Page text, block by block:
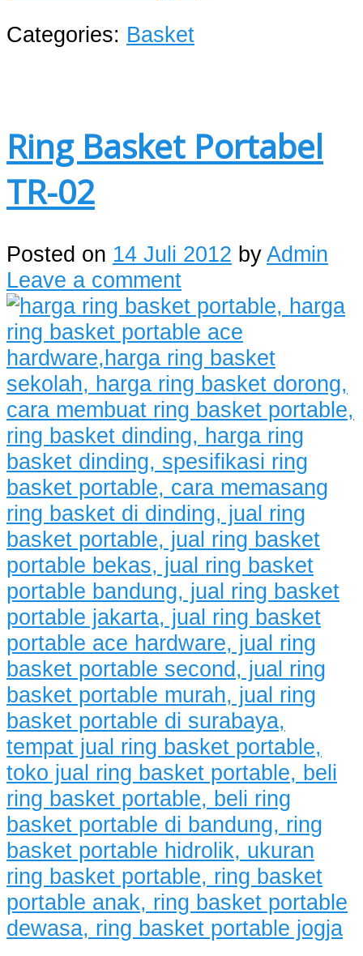
Categories: Basket
Ring Basket Portabel
TR-02
Posted on 14 Juli 2012 byAdmin
Leave a comment